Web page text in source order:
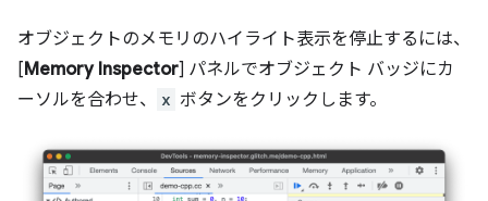
オブジェクトのメモリのハイライト表示を停止するには、
[Memory Inspector] パネルでオブジェクト バッジにカ
ーソルを合わせ、
x ボタンをクリックします。